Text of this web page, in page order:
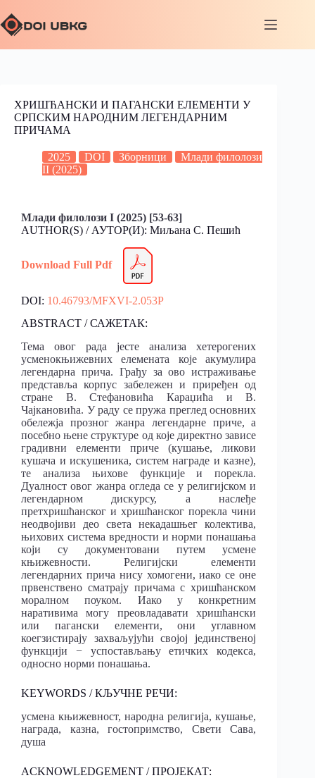
ХРИШЋАНСКИ И ПАГАНСКИ ЕЛЕМЕНТИ У
СРПСКИМ НАРОДНИМ ЛЕГЕНДАРНИМ
ПРИЧАМА
2025 DOI Зборници
Млади филолози
II (2025)
Млади филолози I (2025) [53-63]
AUTHOR(S) / АУТОР(И): Миљана С. Пешић
Download Full Pdf
DOI: 10.46793/MFXVI-2.053P
ABSTRACT / САЖЕТАК:
Тема овог рада јесте анализа хетерогених
усменокњижевних елемената које акумулира
легендарна прича. Грађу за ово истраживање
представља корпус забележен и приређен од
стране В. Стефановића Караџића и В.
Чајкановића. У раду се пружа преглед основних
обележја прозног жанра легендарне приче, а
посебно њене структуре од које директно зависе
градивни елементи приче (кушање, ликови
кушача и искушеника, систем награде и казне),
те анализа њихове функције и порекла.
Дуалност овог жанра огледа се у религијском и
легендарном дискурсу, а наслеђе
претхришћанског и хришћанског порекла чини
неодвојиви део света некадашњег колектива,
њихових система вредности и норми понашања
који су документовани путем усмене
књижевности. Религијски елементи
легендарних прича нису хомогени, иако се оне
првенствено сматрају причама с хришћанском
моралном поуком. Иако у конкретним
наративима могу преовладавати хришћански
или пагански елементи, они углавном
коегзистирају захваљујући својој јединственој
функцији − успостављању етичких кодекса,
односно норми понашања.
KEYWORDS / КЉУЧНЕ РЕЧИ:
усмена књижевност, народна религија, кушање,
награда, казна, гостопримство, Свети Сава,
душа
ACKNOWLEDGEMENT / ПРОЈЕКАТ: